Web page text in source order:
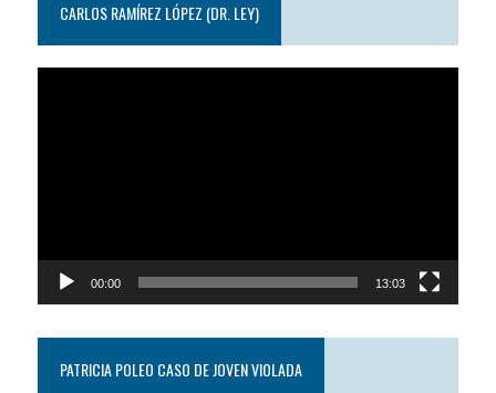
CARLOS RAMÍREZ LÓPEZ (DR. LEY)
00:00 13:03
PATRICIA POLEO CASO DE JOVEN VIOLADA